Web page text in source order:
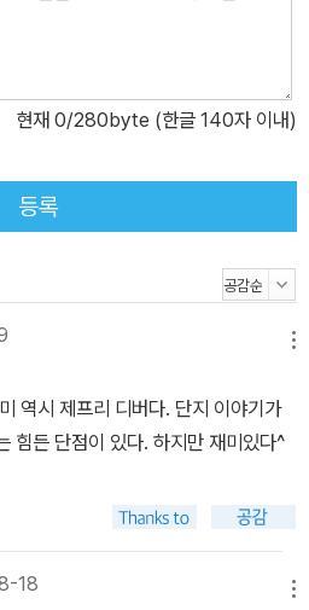
직 소속의 경호관 코르트 역시 일반적
를 더 곁들인다. 첫째, 캘꾼에게 쫓기
문에 쫓기는지 알지 못한다는 것과
임무뿐만 아니라 과거의 일로 인하여
고, 그와 동시에 ‘캘꾼’ 러빙이 공격을
치고 나아가 기습과 선제공격을 계속
서 보드 게임 마니아이자 스스로가
종 게임의 기술과 이론을 이용하여
한다. 단 3일 동안 펼쳐지는 인정사
시스와 파워는 두말할 필요 없을 정
의적인 스릴러 작가 디버만이 보여
현재 0/280byte (한글 140자 이내)
등록
역시 제프리 디버다. 단지 이야기가
힘든 단점이 있다. 하지만 재미있다^
18